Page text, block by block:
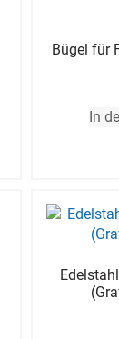
Bügel für
In